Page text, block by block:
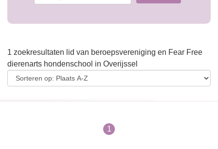
1 zoekresultaten lid van beroepsvereniging en Fear Free
dierenarts hondenschool in Overijssel
1